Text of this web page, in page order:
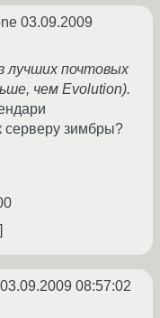
03.09.2009
лучших почтовых
чем Evolution).
серверу зимбры?
03.09.2009 08:57:02